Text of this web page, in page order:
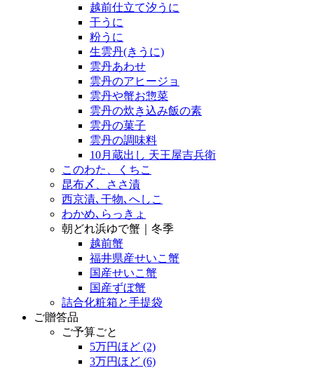
越前仕立て汐うに
干うに
粉うに
生雲丹(きうに)
雲丹あわせ
雲丹のアヒージョ
雲丹や蟹お惣菜
雲丹の炊き込み飯の素
雲丹の菓子
雲丹の調味料
10月蔵出し 天王屋吉兵衛
このわた、くちこ
昆布〆、ささ漬
西京漬､干物､へしこ
わかめ､らっきょ
朝どれ浜ゆで蟹｜冬季
越前蟹
福井県産せいこ蟹
国産せいこ蟹
国産ずぼ蟹
詰合化粧箱と手提袋
ご贈答品
ご予算ごと
5万円ほど (2)
3万円ほど (6)